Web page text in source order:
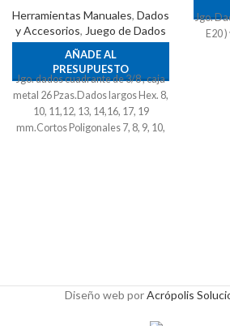
Herramientas Manuales, Dados
y Accesorios, Juego de Dados
AÑADE AL
PRESUPUESTO
Jgo. dados cuadrante de 3/8 , caja
metal 26 Pzas.Dados largos Hex. 8,
10, 11,12, 13, 14,16, 17, 19
mm.Cortos Poligonales 7, 8, 9, 10,
Jgo.
E20
Diseño web porAcrópolis